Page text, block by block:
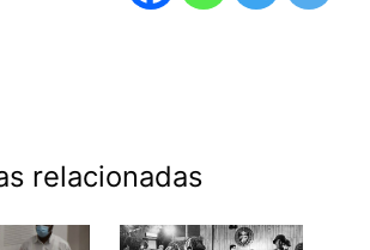
relacionadas